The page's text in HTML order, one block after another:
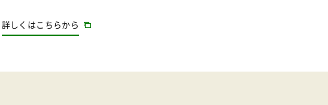
詳しくはこちらから